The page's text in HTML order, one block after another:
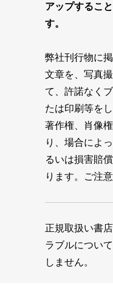
アップするこ
す。
弊社刊行物に
文章を、写真
て、許諾なく
たは印刷等を
著作権、肖像
り、場合によ
るいは損害賠
ります。ご注
正規取扱い書
ラブルについ
しません。